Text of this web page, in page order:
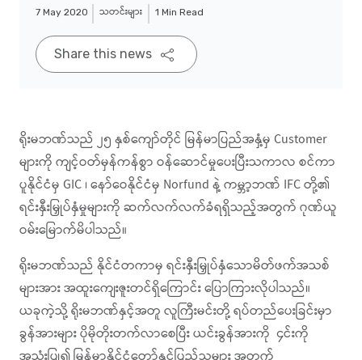
7 May 2020 သတင်းများ 1 Min Read
Share this news
ရိုးမဘဏ်သည် ၂၅ နှစ်ကျော်တိုင် မြန်မာပြည်အနှံ့မှ Customer
များကို ကျင့်ဝတ်မှန်ကန်စွာ ဝန်ဆောင်မှုပေးပြီးသကာလ စင်ကာ
ပူနိုင်ငံမှ GIC ၊ နော်ဝေနိုင်ငံမှ Norfund နဲ့ ကမ္ဘာ့ဘဏ် IFC တို့၏
ရင်းနှီးမြှုပ်နှံမှုများကို ဆက်လက်လက်ခံရရှိသည့်အတွက် ဂုဏ်ယူ
ဝမ်းမြောက်မိပါသည်။
ရိုးမဘဏ်သည် နိုင်ငံတကာမှ ရင်းနှီးမြှုပ်နှံသောမိတ်ဖက်အသစ်
များအား အထူးကျေးဇူးတင်ရှိကြောင်း ပြောကြားလိုပါသည်။
ယခုကဲ့သို့ ရိုးမဘဏ်နှင့်အတူ လူကြီးမင်းတို့ ရပ်တည်ပေးခြင်းမှာ
ခွန်အားများ ပိုမိုတိုးတက်လာစေပြီး ယင်းခွန်အားကို ၄င်းကို